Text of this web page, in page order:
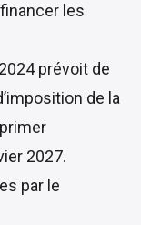
les
prévoit de
de la
2027.
par le